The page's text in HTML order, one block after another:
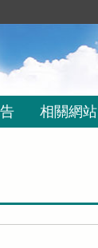
相關網站